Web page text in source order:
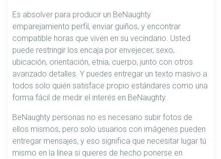
Es absolver para producir un BeNaughty
emparejamiento perfil, enviar guiños, y encontrar
compatible horas que viven en su vecindario. Usted
puede restringir ​​los encaja por envejecer, sexo,
ubicación, orientación, etnia, cuerpo, junto con otros
avanzado detalles. Y puedes entregar un texto masivo a
todos solo quién satisface propio estándares como una
forma fácil de medir el interés en BeNaughty.
BeNaughty personas no es necesario subir fotos de
ellos mismos, pero solo usuarios con imágenes pueden
entregar mensajes, y eso significa que necesitar lugar tú
mismo en la línea si quieres de hecho ponerse en